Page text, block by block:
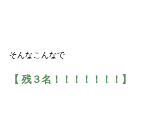
そんなこんなで
【 残３名！！！！！！！】